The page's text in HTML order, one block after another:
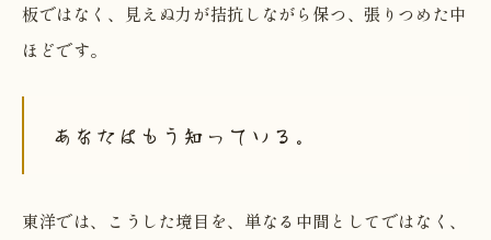
板ではなく、見えぬ力が拮抗しながら保つ、張りつめた中
ほどです。
あなたはもう知っている。
東洋では、こうした境目を、単なる中間としてではなく、